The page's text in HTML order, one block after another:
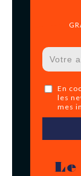
En
les
mes
Le